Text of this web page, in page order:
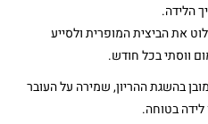
הלידה.
את הביצית המופרית ולסייע
ווסתי בכל חודש.
בהשגת ההריון, שמירה על העובר
בטוחה.